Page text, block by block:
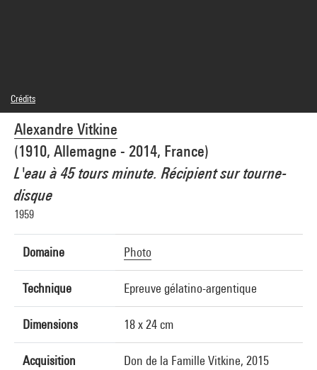
Alexandre Vitkine
(1910, Allemagne - 2014, France)
L'eau à 45 tours minute. Récipient sur tourne-
disque
1959
Domaine Photo
Technique Epreuve gélatino-argentique
Dimensions 18 x 24 cm
Acquisition Don de la Famille Vitkine, 2015
Crédits
© droits réservés
Crédit photographique : Centre Pompidou, MNAM-CCI/Georges Meguerditchian/Dist.
GrandPalaisRmn
Réf. image : 4N75220
Diffusion image :GrandPalaisRmnPhoto